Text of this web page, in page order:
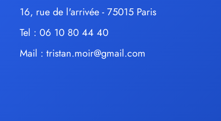
16, rue de l'arrivée - 75015 Paris
Tel : 06 10 80 44 40
Mail : tristan.moir@gmail.com